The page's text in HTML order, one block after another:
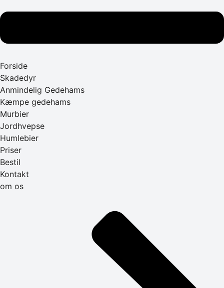
Forside
Skadedyr
Anmindelig Gedehams
Kæmpe gedehams
Murbier
Jordhvepse
Humlebier
Priser
Bestil
Kontakt
om os